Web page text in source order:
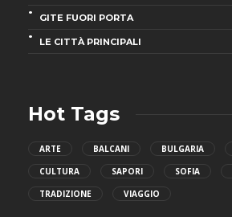
GITE FUORI PORTA
LE CITTÀ PRINCIPALI
Hot Tags
ARTE BALCANI BULGARIA
CULTURA
SAPORI SOFIA
TRADIZIONE
VIAGGIO